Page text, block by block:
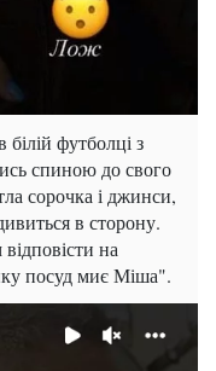
футболці з
спиною до свого
сорочка і джинси,
в сторону.
на
посуд миє Міша".